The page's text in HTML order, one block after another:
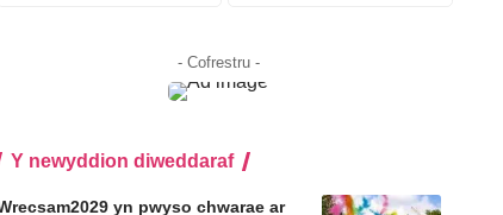
- Cofrestru -
Y newyddion diweddaraf
yn pwyso chwarae ar